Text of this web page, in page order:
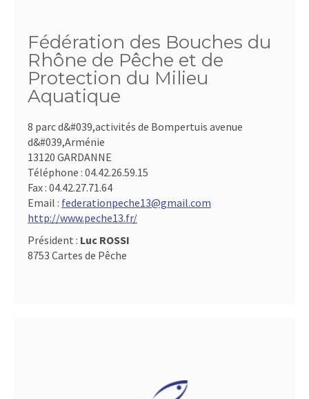
Fédération des Bouches du
Rhône de Pêche et de
Protection du Milieu
Aquatique
8 parc d&#039,activités de Bompertuis avenue
d&#039,Arménie
13120 GARDANNE
Téléphone : 04.42.26.59.15
Fax : 04.42.27.71.64
Email : federationpeche13@gmail.com
http://www.peche13.fr/
Président : Luc ROSSI
8753 Cartes de Pêche